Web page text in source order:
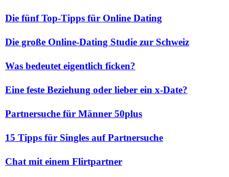
Die fünf Top-Tipps für Online Dating
Die große Online-Dating Studie zur Schweiz
Was bedeutet eigentlich ficken?
Eine feste Beziehung oder lieber ein x-Date?
Partnersuche für Männer 50plus
15 Tipps für Singles auf Partnersuche
Chat mit einem Flirtpartner